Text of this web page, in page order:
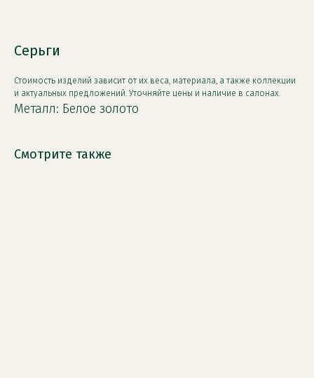
Серьги
Стоимость изделий зависит от их веса, материала, а также коллекции
и актуальных предложений. Уточняйте цены и наличие в салонах.
Металл: Белое золото
Смотрите также